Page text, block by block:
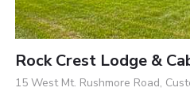
Rock Crest Lodge &
15 West Mt. Rushmore Road,